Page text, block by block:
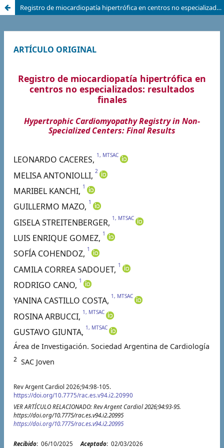
Registro de miocardiopatía hipertrófica en centros no especializados: resultados finales